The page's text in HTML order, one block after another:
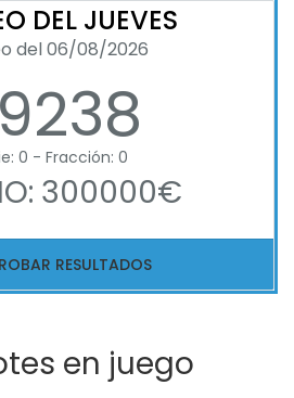
DEL JUEVES
del 06/08/2026
0 - Fracción: 0
300000€
RESULTADOS
en juego